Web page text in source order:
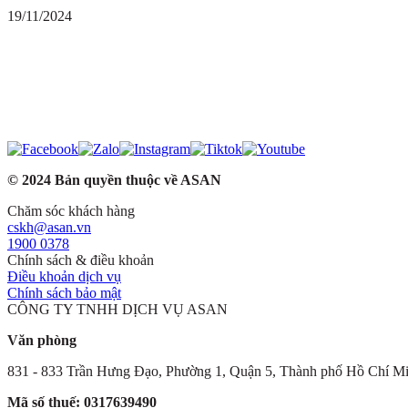
19/11/2024
© 2024 Bản quyền thuộc về ASAN
Chăm sóc khách hàng
cskh@asan.vn
1900 0378
Chính sách & điều khoản
Điều khoản dịch vụ
Chính sách bảo mật
CÔNG TY TNHH DỊCH VỤ ASAN
Văn phòng
831 - 833 Trần Hưng Đạo, Phường 1, Quận 5, Thành phố Hồ Chí
Mã số thuế: 0317639490